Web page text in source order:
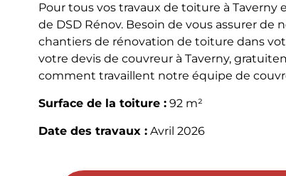
Pour tous vos travaux de toiture à Taverny
de DSD Rénov. Besoin de vous assurer de
chantiers de rénovation de toiture dans
votre devis de couvreur à Taverny,
comment travaillent notre équipe de
Surface de la toiture :92 m²
Date des travaux :Avril 2026